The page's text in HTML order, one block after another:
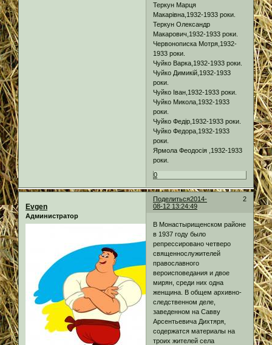
Теркун Марця
Макарівна,1932-1933 роки.
Теркун Олександр
Макарович,1932-1933 роки.
Червонописка Мотря,1932-
1933 роки.
Чуйко Варка,1932-1933 роки.
Чуйко Димикій,1932-1933
роки.
Чуйко Іван,1932-1933 роки.
Чуйко Микола,1932-1933
роки.
Чуйко Федір,1932-1933 роки.
Чуйко Федора,1932-1933
роки.
Ярмола Феодосія ,1932-1933
роки.
0
Поделиться 2
2014-
08-12 13:24:49
Evgen
Администратор
В Монастырищенском районе
в 1937 году было
репрессировано четверо
священнослужителей
православного
вероисповедания и двое
мирян, среди них одна
женщина. В общем архивно-
следственном деле,
заведенном на Савву
Арсентьевича Дихтяря,
содержатся материалы на
троих жителей села